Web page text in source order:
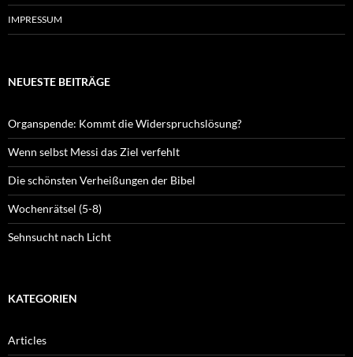
IMPRESSUM
NEUESTE BEITRÄGE
Organspende: Kommt die Widerspruchslösung?
Wenn selbst Messi das Ziel verfehlt
Die schönsten Verheißungen der Bibel
Wochenrätsel (5-8)
Sehnsucht nach Licht
KATEGORIEN
Articles